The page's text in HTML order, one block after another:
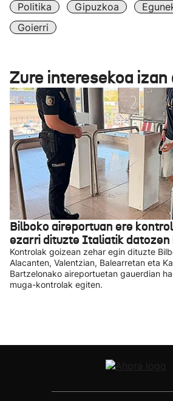
Politika Gipuzkoa
Goierri
Zure interesekoa izan
Bilboko aireportuan ere
ezarri dituzte Italiatik
Kontrolak goizean zehar egin dituzte
Alacanten, Valentzian, Balearretan eta
Bartzelonako aireportuetan gauerdian
muga-kontrolak egiten.